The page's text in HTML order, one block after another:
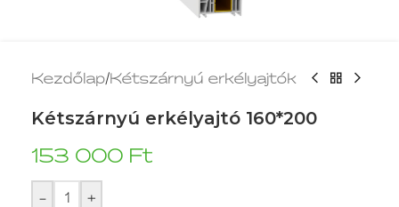
Kezdőlap/Kétszárnyú erkélyajtók
Kétszárnyú erkélyajtó 160*200
153 000 Ft
- +